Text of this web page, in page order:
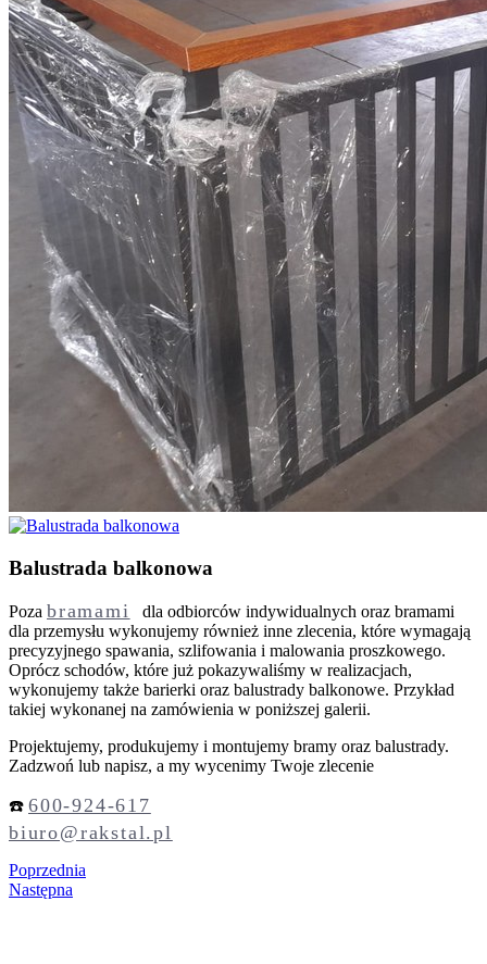
Balustrada balkonowa
Poza bramami
dla odbiorców indywidualnych oraz bramami
dla przemysłu wykonujemy również inne zlecenia, które wymagają
precyzyjnego spawania, szlifowania i malowania proszkowego.
Oprócz schodów, które już pokazywaliśmy w realizacjach,
wykonujemy także barierki oraz balustrady balkonowe. Przykład
takiej wykonanej na zamówienia w poniższej galerii.
Projektujemy, produkujemy i montujemy bramy oraz balustrady.
Zadzwoń lub napisz, a my wycenimy Twoje zlecenie
☎️ 600-924-617
biuro@rakstal.pl
Poprzednia
Następna